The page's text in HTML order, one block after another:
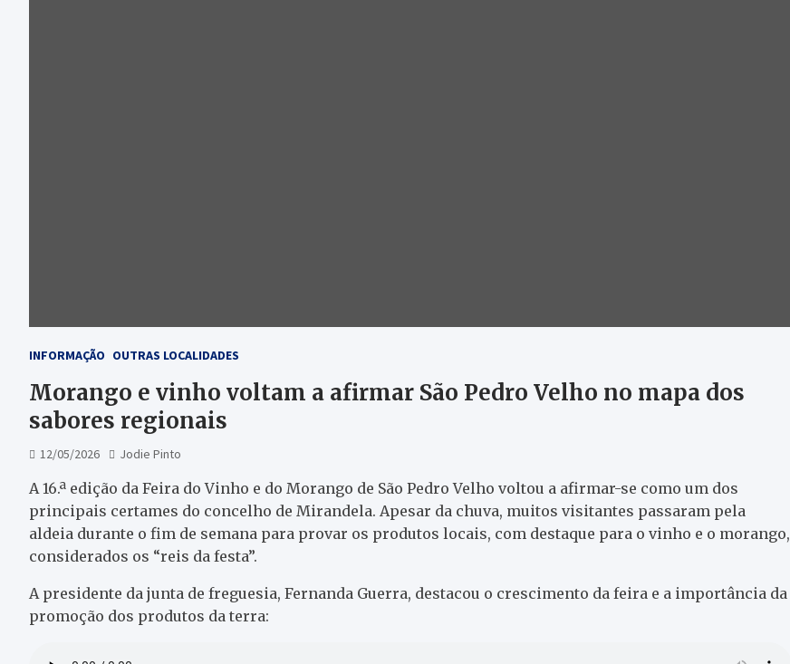
INFORMAÇÃO OUTRAS LOCALIDADES
Morango e vinho voltam a afirmar São Pedro Velho no mapa dos
sabores regionais
12/05/2026 Jodie Pinto
A 16.ª edição da Feira do Vinho e do Morango de São Pedro Velho voltou a afirmar-se como um dos
principais certames do concelho de Mirandela. Apesar da chuva, muitos visitantes passaram pela
aldeia durante o fim de semana para provar os produtos locais, com destaque para o vinho e o morango,
considerados os “reis da festa”.
A presidente da junta de freguesia, Fernanda Guerra, destacou o crescimento da feira e a importância da
promoção dos produtos da terra: